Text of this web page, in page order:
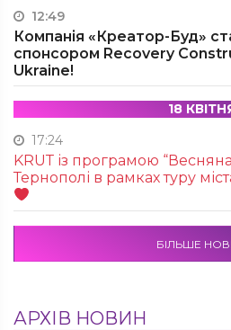
12:49
Компанія «Креатор-Буд»
спонсором Recovery
Ukraine!
18
17:24
KRUТ із програмою
Тернополі в рамках туру
БІЛЬШЕ
АРХІВ НОВИН